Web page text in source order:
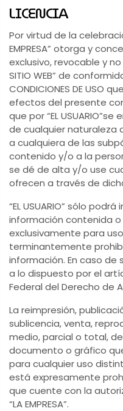
LICENCIA
Por virtud de la
EMPRESA” otorga y
exclusivo, revocable y
SITIO WEB” de
CONDICIONES DE USO
efectos del presente
que por “EL
de cualquier naturaleza
a cualquiera de las
contenido y/o a la
se dé de alta y/o use
ofrecen a través de
“EL USUARIO” sólo
información contenida o
exclusivamente para
terminantemente
información. En caso de
a lo dispuesto por el
Federal del Derecho de
La reimpresión,
sublicencia, venta,
medio, parcial o total,
documento o gráfico que
para cualquier uso
está expresamente
que cuente con la
“LA EMPRESA”.